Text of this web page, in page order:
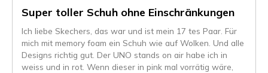
Super toller Schuh ohne Einschränkungen
Ich liebe Skechers, das war und ist mein 17 tes Paar. Für
mich mit memory foam ein Schuh wie auf Wolken. Und alle
Designs richtig gut. Der UNO stands on air habe ich in
weiss und in rot. Wenn dieser in pink mal vorrätig wäre,